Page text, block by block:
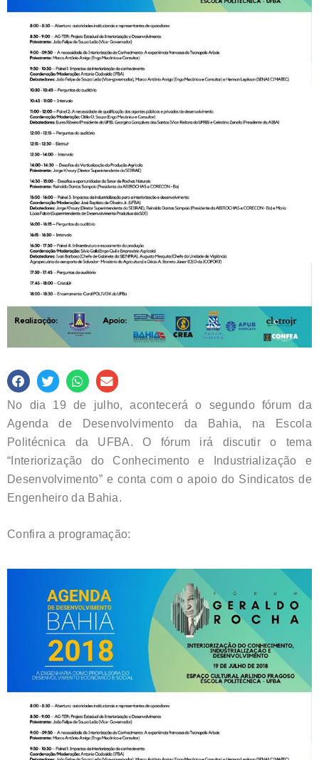
No dia 19 de julho, acontecerá o segundo fórum da
Agenda de Desenvolvimento da Bahia, na Escola
Politécnica da UFBA. O fórum irá discutir o tema
“Interiorização do Conhecimento e Industrialização e
Desenvolvimento” e conta com o apoio do Sindicatos de
Engenheiro da Bahia.
Confira a programação: